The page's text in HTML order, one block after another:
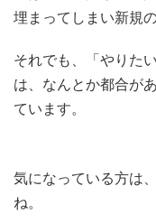
埋まってしまい新規
それでも、「やりた
は、なんとか都合が
ています。
気になっている方は
ね。